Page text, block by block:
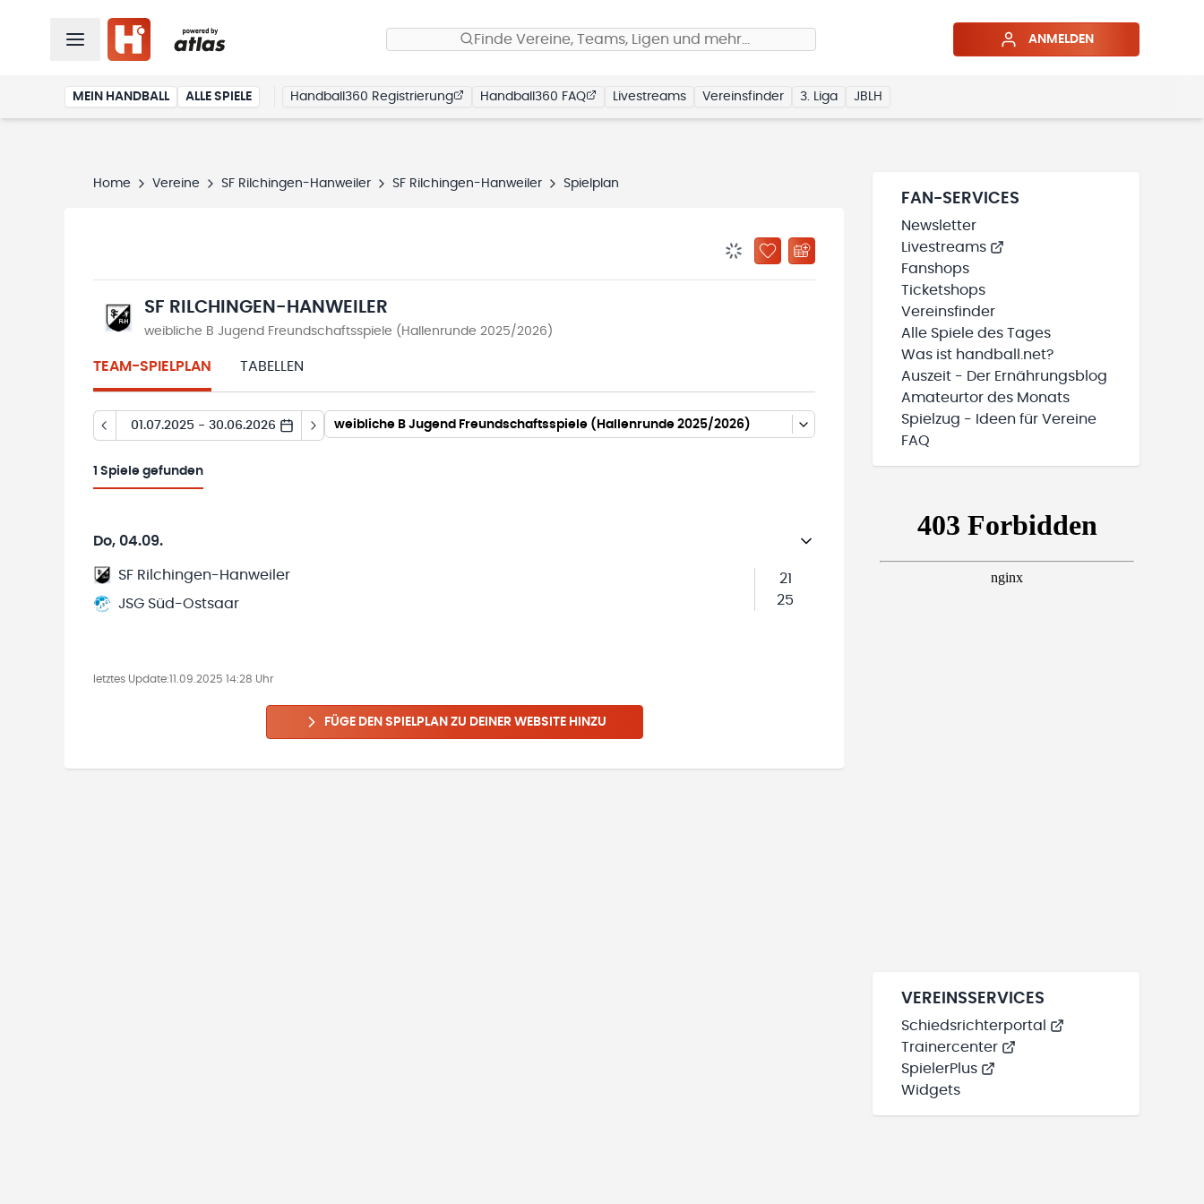
Finde Vereine, Teams, Ligen und mehr… ANMELDEN
MEIN HANDBALL ALLE SPIELE Handball360 Registrierung Handball360 FAQ Livestreams Vereinsfinder 3. Liga JBLH
Home Vereine SF Rilchingen-Hanweiler SF Rilchingen-Hanweiler Spielplan
BENACHRICHTIGUNGSSTATUS WIRD GELADEN
ZU „MEINE TEAMS“ HINZUFÜGEN
SF RILCHINGEN-HANWEILER
weibliche B Jugend Freundschaftsspiele (Hallenrunde 2025/2026)
TEAM-SPIELPLAN TABELLEN
01.07.2025 - 30.06.2026 weibliche B Jugend Freundschaftsspiele (Hallenrunde 2025/2026)
1 Spiele gefunden
Do, 04.09.
SF Rilchingen-Hanweiler
JSG Süd-Ostsaar
21
25
letztes Update:11.09.2025 14:28 Uhr
FÜGE DEN SPIELPLAN ZU DEINER WEBSITE HINZU
FAN-SERVICES
Newsletter
Livestreams
Fanshops
Ticketshops
Vereinsfinder
Alle Spiele des Tages
Was ist handball.net?
Auszeit - Der Ernährungsblog
Amateurtor des Monats
Spielzug - Ideen für Vereine
FAQ
VEREINSSERVICES
Schiedsrichterportal
Trainercenter
SpielerPlus
Widgets